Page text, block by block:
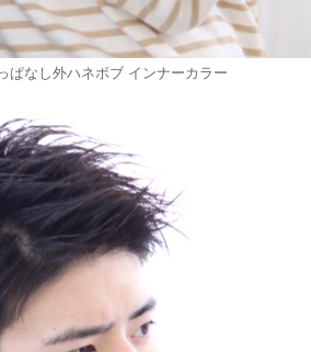
ぱなし外ハネボブ インナーカラー